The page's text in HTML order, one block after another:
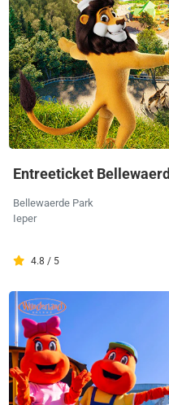
Entreeticket
Bellewaerde Park
Ieper
4.8 / 5